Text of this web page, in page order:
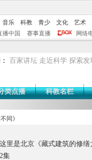
音乐 科教 青少 文化
艺术
播中国 赛事直播 网络
百家讲坛 走近科学 探索发
类点播 科教名栏
同》
里是北京《藏式建筑的修缮
集